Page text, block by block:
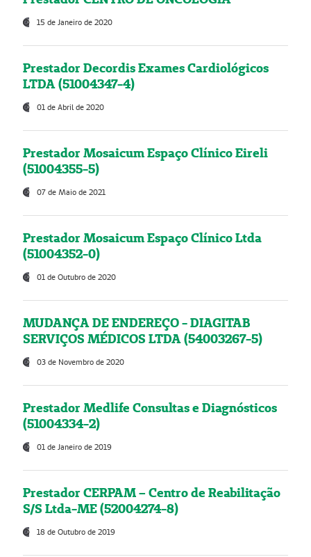
15 de Janeiro de 2020
Prestador Decordis Exames Cardiológicos
LTDA (51004347-4)
01 de Abril de 2020
Prestador Mosaicum Espaço Clínico Eireli
(51004355-5)
07 de Maio de 2021
Prestador Mosaicum Espaço Clínico Ltda
(51004352-0)
01 de Outubro de 2020
MUDANÇA DE ENDEREÇO - DIAGITAB
SERVIÇOS MÉDICOS LTDA (54003267-5)
03 de Novembro de 2020
Prestador Medlife Consultas e Diagnósticos
(51004334-2)
01 de Janeiro de 2019
Prestador CERPAM – Centro de Reabilitação
S/S Ltda-ME (52004274-8)
18 de Outubro de 2019